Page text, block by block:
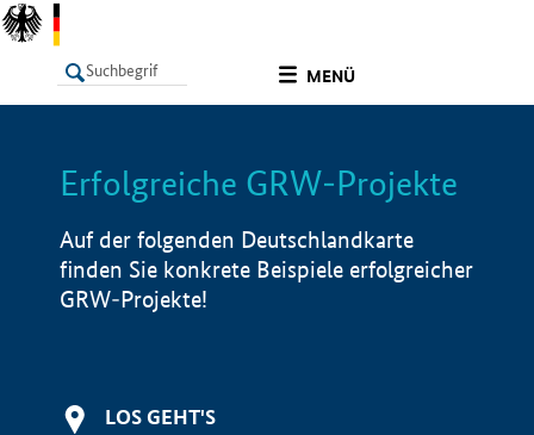
MENÜ
LISTE Info
Erfolgreiche GRW-Projekte
Auf der folgenden Deutschlandkarte
finden Sie konkrete Beispiele erfolgreicher
GRW-Projekte!
LOS GEHT'S